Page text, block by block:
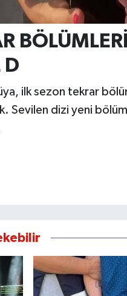
D
ilk sezon tekrar
Sevilen dizi yeni